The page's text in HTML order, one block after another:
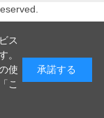
ス
。
使
こ
承諾する